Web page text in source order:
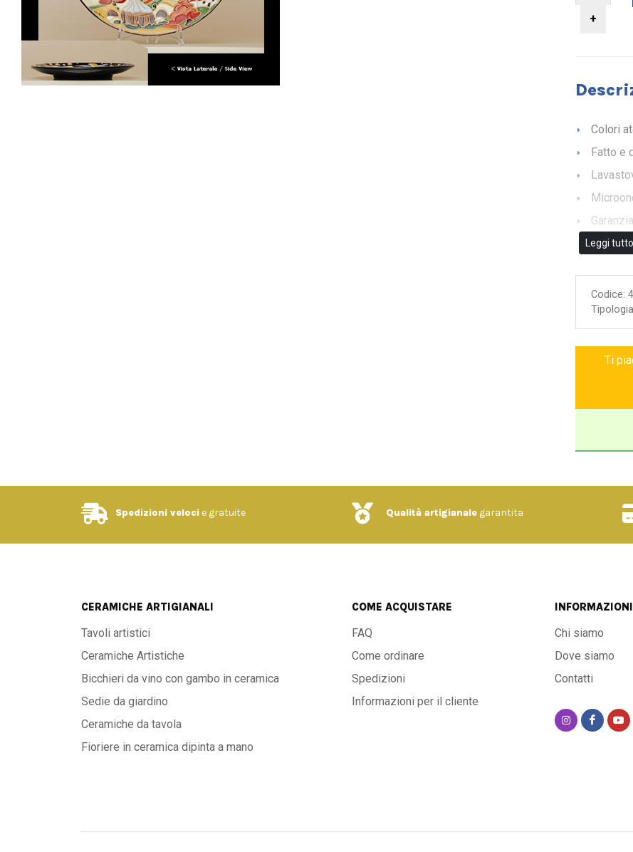
Colori
Fatto e
Leggi tutto
Codice:
Ti
Spedizioni veloci e gratuite Qualità artigianale garantita
CERAMICHE ARTIGIANALI
Tavoli artistici
Ceramiche Artistiche
Bicchieri da vino con gambo in ceramica
Sedie da giardino
Ceramiche da tavola
Fioriere in ceramica dipinta a mano
COME ACQUISTARE
FAQ
Come ordinare
Spedizioni
Informazioni per il cliente
INFORMAZIONI
Chi siamo
Dove siamo
Contatti